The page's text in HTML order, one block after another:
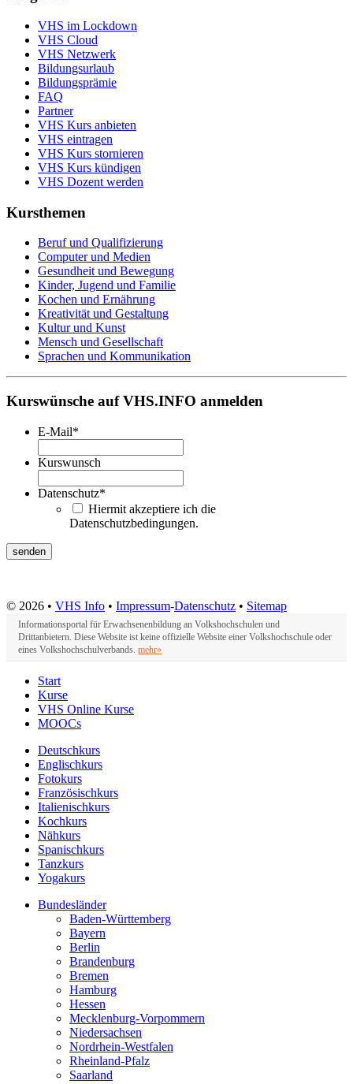
VHS im Lockdown
VHS Cloud
VHS Netzwerk
Bildungsurlaub
Bildungsprämie
FAQ
Partner
VHS Kurs anbieten
VHS eintragen
VHS Kurs stornieren
VHS Kurs kündigen
VHS Dozent werden
Kursthemen
Beruf und Qualifizierung
Computer und Medien
Gesundheit und Bewegung
Kinder, Jugend und Familie
Kochen und Ernährung
Kreativität und Gestaltung
Kultur und Kunst
Mensch und Gesellschaft
Sprachen und Kommunikation
Kurswünsche auf VHS.INFO anmelden
E-Mail*
Kurswunsch
Datenschutz*
Hiermit akzeptiere ich die
Datenschutzbedingungen.
© 2026 • VHS Info • Impressum-Datenschutz • Sitemap
Informationsportal für Erwachsenenbildung an Volkshochschulen und
Drittanbietern. Diese Website ist keine offizielle Website einer Volkshochschule oder
eines Volkshochschulverbands. mehr»
Start
Kurse
VHS Online Kurse
MOOCs
Deutschkurs
Englischkurs
Fotokurs
Französischkurs
Italienischkurs
Kochkurs
Nähkurs
Spanischkurs
Tanzkurs
Yogakurs
Bundesländer
Baden-Württemberg
Bayern
Berlin
Brandenburg
Bremen
Hamburg
Hessen
Mecklenburg-Vorpommern
Niedersachsen
Nordrhein-Westfalen
Rheinland-Pfalz
Saarland